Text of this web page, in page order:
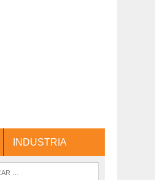
INDUSTRIA